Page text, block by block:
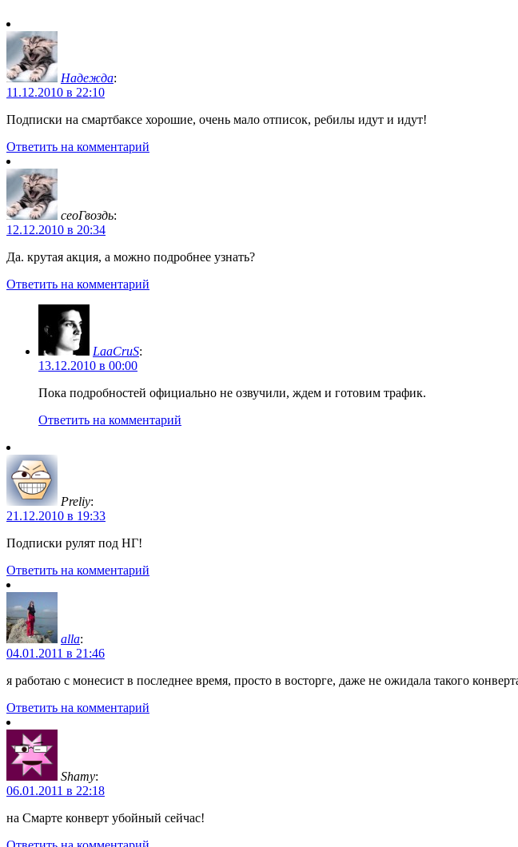
Надежда:
11.12.2010 в 22:10
Подписки на смартбаксе хорошие, очень мало отписок, ребилы идут и идут!
Ответить на комментарий
сеоГвоздь:
12.12.2010 в 20:34
Да. крутая акция, а можно подробнее узнать?
Ответить на комментарий
LaaCruS:
13.12.2010 в 00:00
Пока подробностей официально не озвучили, ждем и готовим трафик.
Ответить на комментарий
Preliy:
21.12.2010 в 19:33
Подписки рулят под НГ!
Ответить на комментарий
alla:
04.01.2011 в 21:46
я работаю с монесист в последнее время, просто в восторге, даже не ожидала такого
Ответить на комментарий
Shamy:
06.01.2011 в 22:18
на Смарте конверт убойный сейчас!